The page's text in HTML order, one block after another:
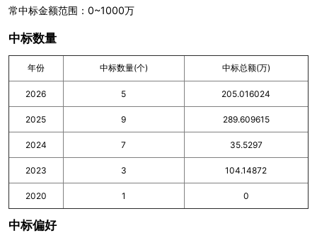
常中标金额范围：0~1000万
中标数量
年份 中标数量(个) 中标总额(万)
2026 5 205.016024
2025 9 289.609615
2024 7 35.5297
2023 3 104.14872
2020 1 0
中标偏好